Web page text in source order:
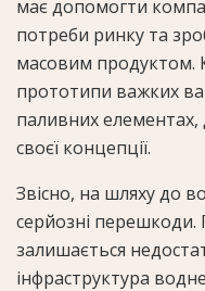
має допомогти
потреби ринку та
масовим продуктом.
прототипи важких
паливних елементах,
своєї концепції.
Звісно, на шляху до
серйозні
залишається
інфраструктура